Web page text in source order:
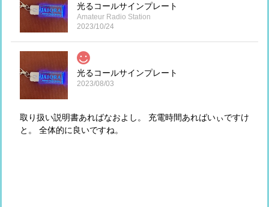
光るコールサインプレート
Amateur Radio Station
2023/10/24
光るコールサインプレート
2023/08/03
取り扱い説明書あればなおよし。 充電時間あればいぃですけ
と。 全体的に良いですね。